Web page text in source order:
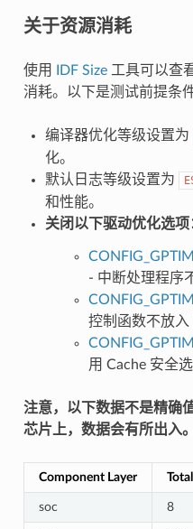
关于资源消耗
使用 IDF Size工具可以查
消耗。以下是测试前提条
编译器优化等级设置为
化。
默认日志等级设置为
和性能。
关闭以下驱动优化选项
- 中断处理程序
控制函数不放入
用 Cache 安全选
注意，以下数据不是精确
芯片上，数据会有所出入。
Component Layer
soc 8